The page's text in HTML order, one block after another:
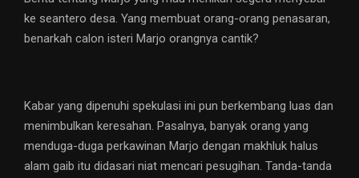
ke seantero desa. Yang membuat orang-orang penasaran,
benarkah calon isteri Marjo orangnya cantik?
Kabar yang dipenuhi spekulasi ini pun berkembang luas dan
menimbulkan keresahan. Pasalnya, banyak orang yang
menduga-duga perkawinan Marjo dengan makhluk halus
alam gaib itu didasari niat mencari pesugihan. Tanda-tanda